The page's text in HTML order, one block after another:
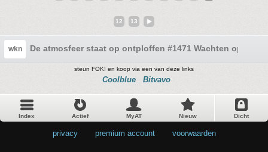
12 13
wkn De atmosfeer staat op ontploffen #1471 Wachten op
steun FOK! en koop via een van deze links
Coolblue Bitvavo
Index Actief MyAT Nieuw Dicht
privacy premium account voorwaarden